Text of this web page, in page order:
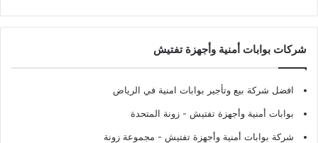
شركات بوابات أمنية وأجهزة تفتيش
افضل شركة بيع وتأجير بوابات امنية في الرياض
بوابات أمنية وأجهزة تفتيش - زونة المتحدة
شركة بوابات أمنية وأجهزة تفتيش - مجموعة زونة